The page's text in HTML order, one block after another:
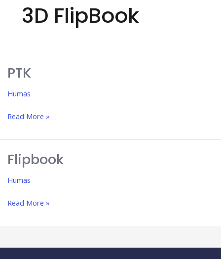
3D FlipBook
PTK
Humas
PTK
Read More »
Flipbook
Humas
Flipbook
Read More »